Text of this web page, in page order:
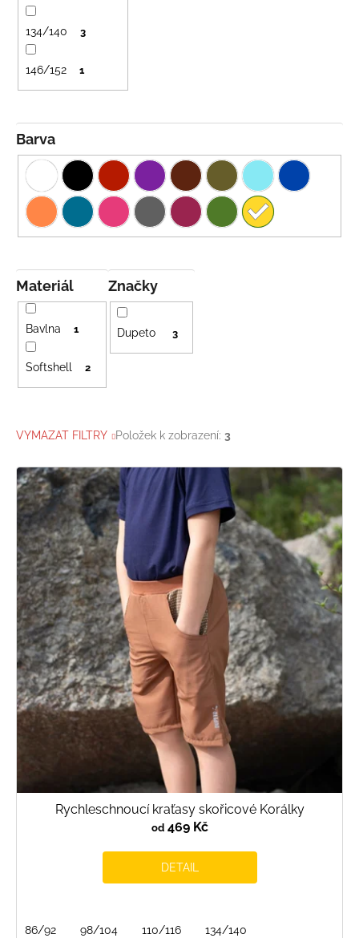
Značky
Dupeto 3
Barva
Materiál
Bavlna 1
Softshell 2
134/140 3
146/152 1
VYMAZAT FILTRY Položek k zobrazení: 3
V
ý
p
i
s
p
r
o
d
u
k
t
ů
Rychleschnoucí kraťasy skořicové Korálky
od469 Kč
DETAIL
86/92 98/104 110/116 134/140
BAMBUSOVÉ
TRIKO
NÁMOŘNICKÉ
435
Kč